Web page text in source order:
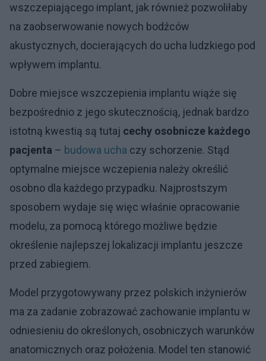
wszczepiającego implant, jak również pozwoliłaby
na zaobserwowanie nowych bodźców
akustycznych, docierających do ucha ludzkiego pod
wpływem implantu.
Dobre miejsce wszczepienia implantu wiąże się
bezpośrednio z jego skutecznością, jednak bardzo
istotną kwestią są tutaj cechy osobnicze każdego
pacjenta – budowa ucha czy schorzenie. Stąd
optymalne miejsce wczepienia należy określić
osobno dla każdego przypadku. Najprostszym
sposobem wydaje się więc właśnie opracowanie
modelu, za pomocą którego możliwe będzie
określenie najlepszej lokalizacji implantu jeszcze
przed zabiegiem.
Model przygotowywany przez polskich inżynierów
ma za zadanie zobrazować zachowanie implantu w
odniesieniu do określonych, osobniczych warunków
anatomicznych oraz położenia. Model ten stanowić